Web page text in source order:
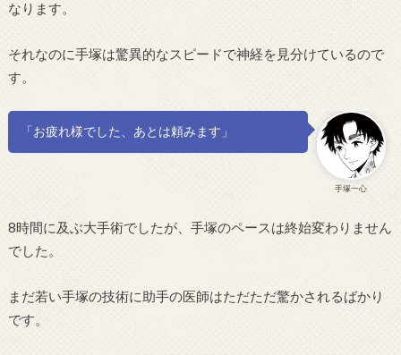
なります。
それなのに手塚は驚異的なスピードで神経を見分けているので
す。
手塚一心
「お疲れ様でした、あとは頼みます」
8時間に及ぶ大手術でしたが、手塚のペースは終始変わりません
でした。
まだ若い手塚の技術に助手の医師はただただ驚かされるばかり
です。